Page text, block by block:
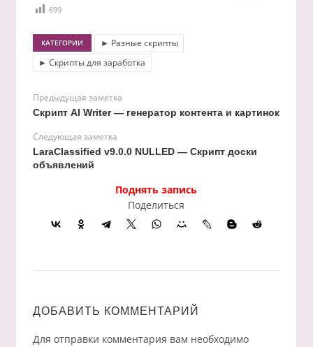
699
КАТЕГОРИИ
► Разные скрипты
► Скрипты для заработка
Предыдущая заметка
Скрипт AI Writer — генератор контента и картинок
Следующая заметка
LaraClassified v9.0.0 NULLED — Скрипт доски
объявлений
Поднять запись
Поделиться
ДОБАВИТЬ КОММЕНТАРИЙ
Для отправки комментария вам необходимо